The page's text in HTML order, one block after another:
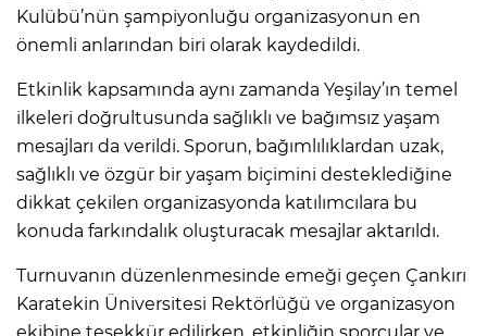
Kulübü’nün şampiyonluğu organizasyonun en
önemli anlarından biri olarak kaydedildi.
Etkinlik kapsamında aynı zamanda Yeşilay’ın temel
ilkeleri doğrultusunda sağlıklı ve bağımsız yaşam
mesajları da verildi. Sporun, bağımlılıklardan uzak,
sağlıklı ve özgür bir yaşam biçimini desteklediğine
dikkat çekilen organizasyonda katılımcılara bu
konuda farkındalık oluşturacak mesajlar aktarıldı.
Turnuvanın düzenlenmesinde emeği geçen Çankırı
Karatekin Üniversitesi Rektörlüğü ve organizasyon